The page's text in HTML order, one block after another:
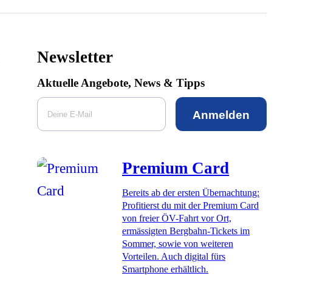
Newsletter
Aktuelle Angebote, News & Tipps
Anmelden
Premium Card
Bereits ab der ersten Übernachtung:
Profitierst du mit der Premium Card
von freier ÖV-Fahrt vor Ort,
ermässigten Bergbahn-Tickets im
Sommer, sowie von weiteren
Vorteilen. Auch digital fürs
Smartphone erhältlich.